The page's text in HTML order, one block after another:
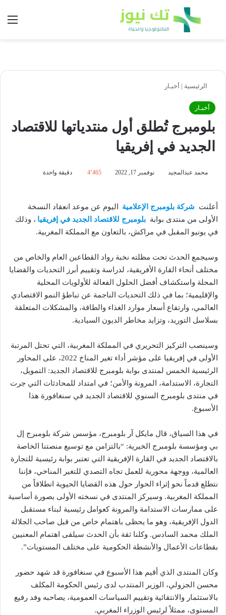
بحث عن
الرئيسية | أخبـار
أخبـار
بلومبرج تُطلق أول منتدياتها للاقتصاد
الجديد في إفريقيا
محمد عبدالمجيد نوفمبر 17, 2022 4٬465 دقيقة واحدة
أعلنت شركة بلومبرج الإعلامية
اليوم عن موعد انعقاد النسخة
الأولى من منتدى بوابة بلومبرج للاقتصاد الجديد في إفريقيا ، وذلك
في يونيو المقبل في مراكش، بالتعاون مع المملكة المغربية.
وسيجمع الحدث تحت مظلته نخبة رواد القطاعين العام والخاص من
مختلف أنحاء القارة الأفريقية، لدراسة وتقييم أبرز التحديات والقضايا
المحلة واستكشاف أفضل الحلول الفعالة للأولويات المحلية
والإقليمية؛ بما في ذلك التحديات الناجمة عن تباطؤ النمو الاقتصادي
العالمي، وارتفاع أسعار موارد الغذاء والطاقة، والمشكلات المتعلقة
بسلاسل التوريد، وتزايد مخاطر الديون السيادية.
وسينصب التركيز التحريري في المملكة المغربية، التي تحتل المرتبة
الأولى في إفريقيا على مؤشر أداء تغير المناخ 2022، على المحاور
الرئيسية الخمس لمنتدى بوابة بلومبرج للاقتصاد الجديد: التمويل،
التجارة، الاستدامة، المرونة والأمن؛ في امتداد للمحادثات التي جرت
في منتدى بلومبرج السنوي للاقتصاد الجديد في سنغافورة هذا
الأسبوع.
في هذا السياق، قال مايكل آر بلومبرج، مؤسس شركة بلومبرج إل
بي ومؤسسة بلومبرج الخيرية: “بالتزامن مع توسيع منصتنا الخاصة
بالاقتصاد الجديد في القارة الإفريقية التي تعتبر بوابة رئيسية للتجارة
العالمية، ووجهة محورية للعمل تجاه التصدي للتغير المناخي، فإننا
نتطلع قدماً نحو إثراء الحوار حول هذه القضايا الحيوية انطلاقاً من
المملكة المغربية. وسيركز المنتدى في نسخته الأولى بصورة أساسية
على ممارسات الاستدامة والمرونة كعوامل رئيسية لبناء مستقبل
الدول الإفريقية، وهو ما يحظى باهتمام خاص من قبل صاحب الجلالة
الملك محمد السادس. وكلنا ثقة بأن الحدث سيلقى اهتمام المعنيين
بقطاعات الأعمال والأنشطة الحكومية على مختلف المستويات”.
وكان المنتدى الذي أقيم هذا الأسبوع في سنغافورة قد شهد حضور
محسن الجزولي، الوزير المنتدب لدى رئيس الحكومة المكلف
بالاستثمار والانتقائية وتقييم السياسات العمومية، يصاحبه وفد رفيع
المستوى، ممثلاً لرئيس الوزراء المغربي.